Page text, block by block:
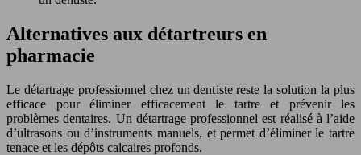
Alternatives aux détartreurs en
pharmacie
Le détartrage professionnel chez un dentiste reste la solution la plus
efficace pour éliminer efficacement le tartre et prévenir les
problèmes dentaires. Un détartrage professionnel est réalisé à l’aide
d’ultrasons ou d’instruments manuels, et permet d’éliminer le tartre
tenace et les dépôts calcaires profonds.